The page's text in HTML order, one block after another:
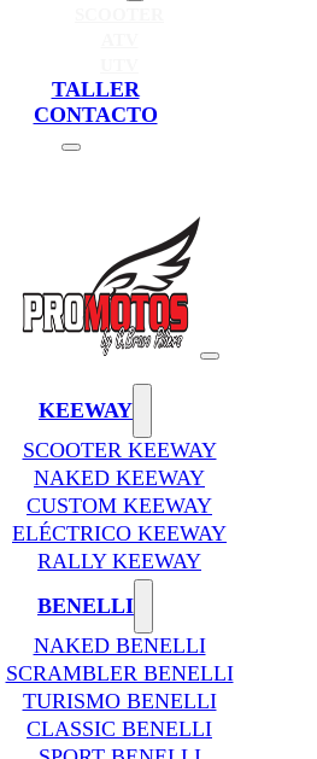
TALLER
CONTACTO
KEEWAY
SCOOTER KEEWAY
NAKED KEEWAY
CUSTOM KEEWAY
ELÉCTRICO KEEWAY
RALLY KEEWAY
BENELLI
NAKED BENELLI
SCRAMBLER BENELLI
TURISMO BENELLI
CLASSIC BENELLI